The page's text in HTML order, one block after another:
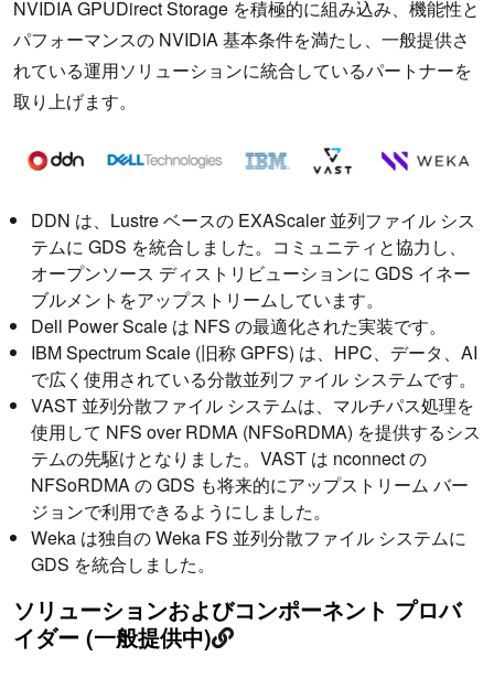
NVIDIA GPUDirect Storage を積極的に組み込み、機能性と
パフォーマンスの NVIDIA 基本条件を満たし、一般提供さ
れている運用ソリューションに統合しているパートナーを
取り上げます。
DDN は、Lustre ベースの EXAScaler 並列ファイル シス
テムに GDS を統合しました。コミュニティと協力し、
オープンソース ディストリビューションに GDS イネー
ブルメントをアップストリームしています。
Dell Power Scale は NFS の最適化された実装です。
IBM Spectrum Scale (旧称 GPFS) は、HPC、データ、AI
で広く使用されている分散並列ファイル システムです。
VAST 並列分散ファイル システムは、マルチパス処理を
使用して NFS over RDMA (NFSoRDMA) を提供するシス
テムの先駆けとなりました。VAST は nconnect の
NFSoRDMA の GDS も将来的にアップストリーム バー
ジョンで利用できるようにしました。
Weka は独自の Weka FS 並列分散ファイル システムに
GDS を統合しました。
ソリューションおよびコンポーネント プロバ
イダー (一般提供中)